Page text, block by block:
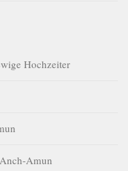
Hochzeiter
Amun